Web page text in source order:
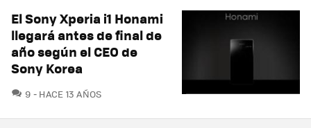
El Sony Xperia i1 Honami
llegará antes de final de
año según el CEO de
Sony Korea
9 COMENTARIOS
HACE 13 AÑOS